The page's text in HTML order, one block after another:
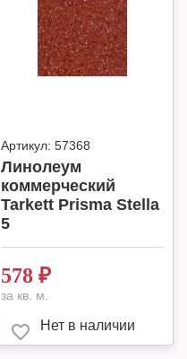
Артикул: 57368
Линолеум
коммерческий
Tarkett Prisma Stella
5
578 ₽
за кв. м.
Нет в наличии